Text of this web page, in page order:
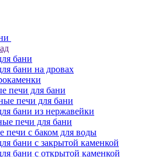
бани
бани на дровах
печи для бани
печи для бани
бани из нержавейки
печи для бани
печи с баком для воды
бани с закрытой каменкой
бани с открытой каменкой